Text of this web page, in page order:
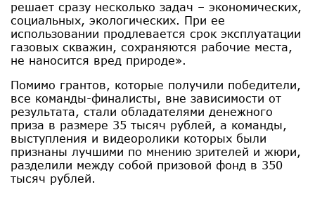
решает сразу несколько задач – экономических,
социальных, экологических. При ее
использовании продлевается срок эксплуатации
газовых скважин, сохраняются рабочие места,
не наносится вред природе».
Помимо грантов, которые получили победители,
все команды-финалисты, вне зависимости от
результата, стали обладателями денежного
приза в размере 35 тысяч рублей, а команды,
выступления и видеоролики которых были
признаны лучшими по мнению зрителей и жюри,
разделили между собой призовой фонд в 350
тысяч рублей.